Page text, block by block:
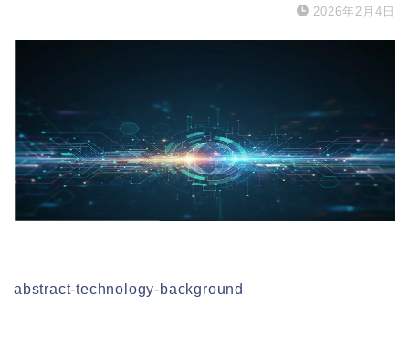
2026年2月4日
abstract-technology-background